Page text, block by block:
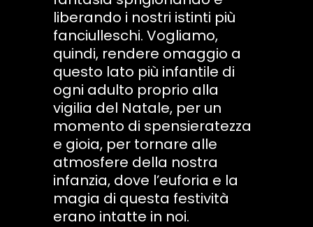
liberando i nostri istinti più
fanciulleschi. Vogliamo,
quindi, rendere omaggio a
questo lato più infantile di
ogni adulto proprio alla
vigilia del Natale, per un
momento di spensieratezza
e gioia, per tornare alle
atmosfere della nostra
infanzia, dove l’euforia e la
magia di questa festività
erano intatte in noi.